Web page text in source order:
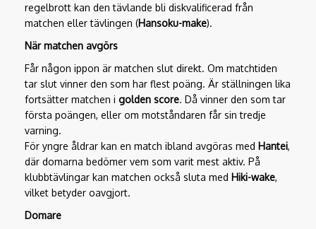
regelbrott kan den tävlande bli diskvalificerad från
matchen eller tävlingen (Hansoku-make).
När matchen avgörs
Får någon ippon är matchen slut direkt. Om matchtiden
tar slut vinner den som har flest poäng. Är ställningen lika
fortsätter matchen i golden score. Då vinner den som tar
första poängen, eller om motståndaren får sin tredje
varning.
För yngre åldrar kan en match ibland avgöras med Hantei,
där domarna bedömer vem som varit mest aktiv. På
klubbtävlingar kan matchen också sluta med Hiki-wake,
vilket betyder oavgjort.
Domare